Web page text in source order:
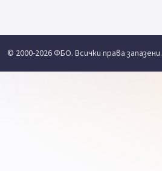
© 2000-2026 ФБО. Всички права запазени.